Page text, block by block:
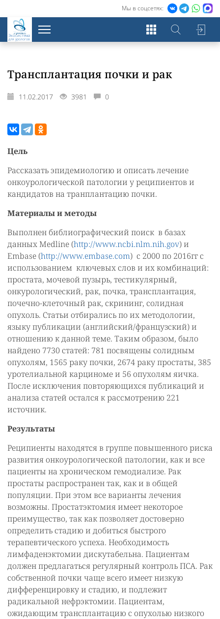
Мы в соцсетях:
Экосистема
для урологов
Трансплантация почки и рак
11.02.2017 3981 0
Цель
Рассказать эпидемиологию и описать лечение
онкоурологической патологии у реципиентов и
кандидатов на транплантацию почки.
Материалы и методы
Выполнен библиографический поиск в базах
данных Medline (http://www.ncbi.nlm.nih.gov) и
Embase (http://www.embase.com) с 2000 по 2016гг с
использованием ключевых слов и их комбинаций:
простата, мочевой пузырь, тестикулярный,
онкурологический, рак, почка, трансплантация,
почечно-клеточный рак, скрининг, солидная
опухоль. Статьи отбирались по их методологии,
языку публикации (английский/французский) и
отношению к данной теме. Таким образом, было
найдено 7730 статей: 781 посвящены солидным
опухолям, 1565 раку почки, 2674 раку простаты, 385
уротелиальной карциноме и 56 опухолям яичка.
После исключения повторяющихся публикаций и
анализа статей остался к рассмотрению 221
источник.
Результаты
Реципиенты находятся в группе повышенного риска
развития онкоурологической патологии, как и все
пациенты на хроническом гемодиализе. Рак
простаты распространен так, как и в общей
популяции. При этом все варианты лечения
возможны. Простатэктомия имеет некоторое
преимущество, так как позволяет достоверно
определить стадию и добиться быстрого
терапевтического успеха. Необходимость
лимфаденэктомии дискутабельна. Пациентам
должен предлагаться регулярный контроль ПСА. Рак
собственной почки чаще всего имеет низкую
дифференцировку и стадию, и подлежит
радикальной нефрэктомии. Пациентам,
ожидающим трансплантацию с опухолью низкого